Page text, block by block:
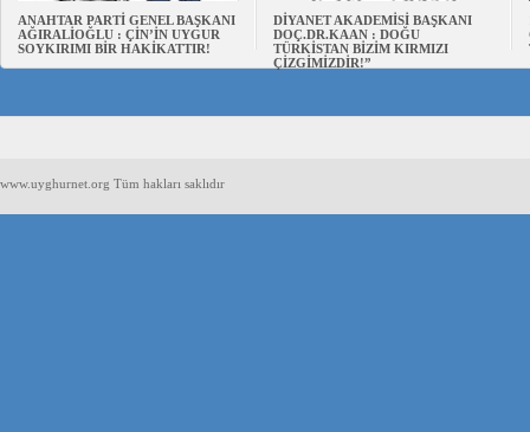
ANAHTAR PARTİ GENEL BAŞKANI
AĞIRALİOĞLU : ÇİN’İN UYGUR
SOYKIRIMI BİR HAKİKATTIR!
DİYANET AKADEMİSİ BAŞKANI
DOÇ.DR.KAAN : DOĞU
TÜRKİSTAN BİZİM KIRMIZI
ÇİZGİMİZDİR!”
www.uyghurnet.org Tüm hakları saklıdır